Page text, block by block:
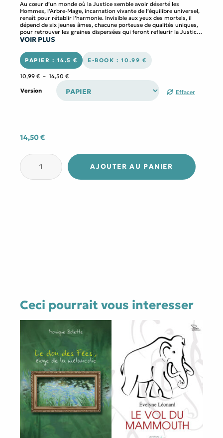
Au cœur d’un monde où la Justice semble avoir déserté les
Hommes, l’Arbre-Mage, incarnation vivante de l’équilibre universel,
renaît pour rétablir l’harmonie. Invisible aux yeux des mortels, il
dépend de six jeunes âmes, chacune porteuse de qualités uniques,
pour retrouver les graines dispersées qui feront refleurir la Justice
sur Terre.
venus d’horizons différents, unis par une quête commune :
redonner vie à l’Arbre-Mage et rétablir la Justice dans un monde en
proie à l’injustice et au déséquilibre. Ensemble, ils vont affronter
des brigands, traverser des contrées mystiques, et découvrir la
puissance de l’amitié, de la solidarité et de l’amour.
Dans ce conte où la magie se mêle à la philosophie, chaque
personnage incarne une facette de l’humanité, et chaque rencontre
est une leçon sur la nécessité de la justice et de l’équilibre dans nos
VOIR PLUS
PAPIER : 14.5 € E-BOOK : 10.99 €
10,99 € – 14,50 €Plage
prix :
Version Effacer
14,50€
quantité
de
L’Arbre-
Mage
AJOUTER AU PANIER
Ceci pourrait vous interesser